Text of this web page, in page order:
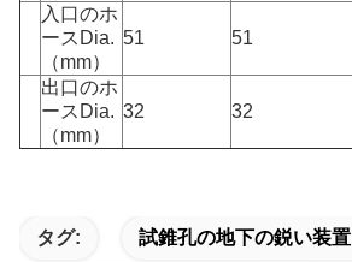
入口のホ
ースDia.
（mm）
51 51
出口のホ
ースDia.
（mm）
32 32
タグ: 試錐孔の地下の鋭い装置